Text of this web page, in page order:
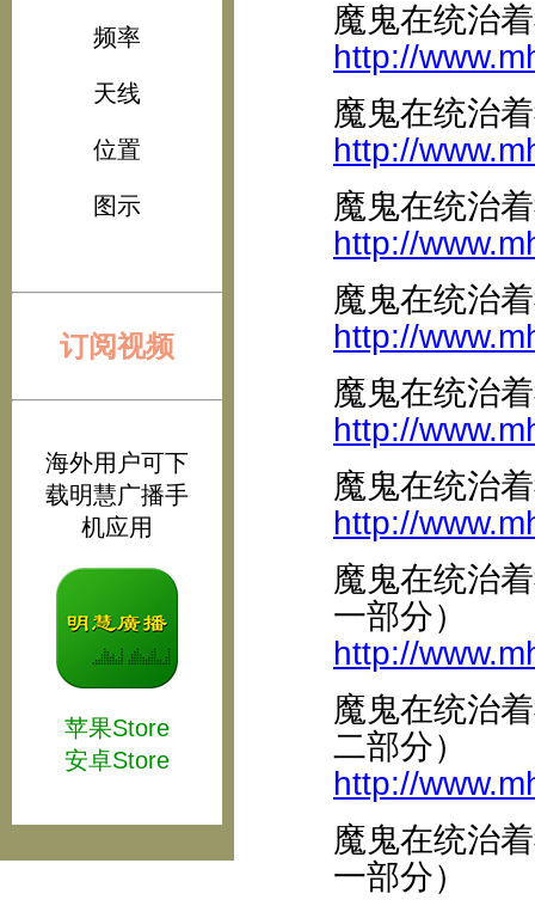
频率
天线
位置
图示
订阅视频
海外用户可下
载明慧广播手
机应用
苹果Store
安卓Store
魔鬼在统治
http://
魔鬼在统治
http://
魔鬼在统治
http://
魔鬼在统治
http://
魔鬼在统治
http://
魔鬼在统治
http://
魔鬼在统治
一部分）
http://
魔鬼在统治
二部分）
http://
魔鬼在统治
一部分）